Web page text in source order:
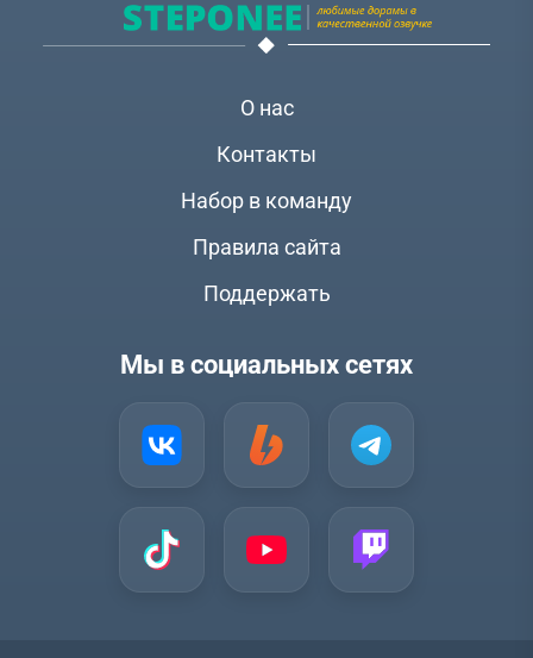
О нас
Контакты
Набор в команду
Правила сайта
Поддержать
Мы в социальных сетях